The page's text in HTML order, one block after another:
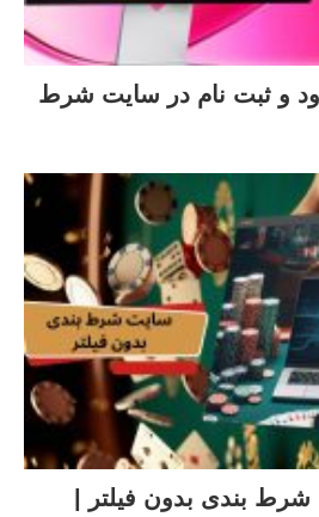
و ثبت نام در سایت شرط
بندی بدون فیلتر |